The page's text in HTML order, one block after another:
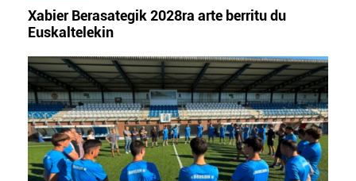
Xabier Berasategik 2028ra arte berritu du
Euskaltelekin